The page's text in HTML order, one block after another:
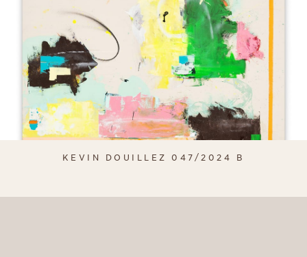
KEVIN DOUILLEZ 047/2024 B